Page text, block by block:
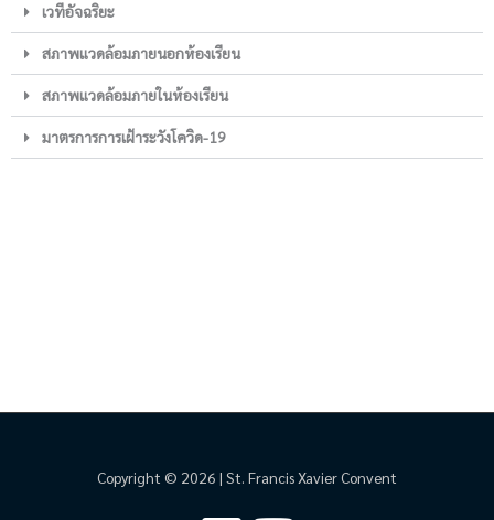
เวทีอัจฉริยะ
สภาพแวดล้อมภายนอกห้องเรียน
สภาพแวดล้อมภายในห้องเรียน
มาตรการการเฝ้าระวังโควิด-19
Copyright © 2026 | St. Francis Xavier Convent